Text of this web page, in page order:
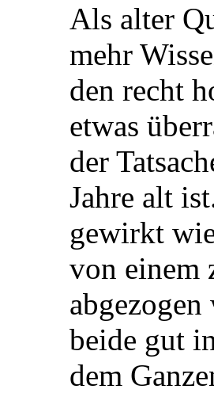
Als alter
mehr
den recht
etwas
der
Jahre alt
gewirkt
von einem
beide gut
dem